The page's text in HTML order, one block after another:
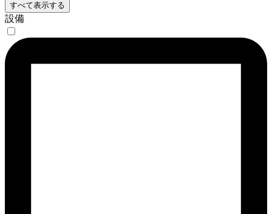
すべて表示する
設備